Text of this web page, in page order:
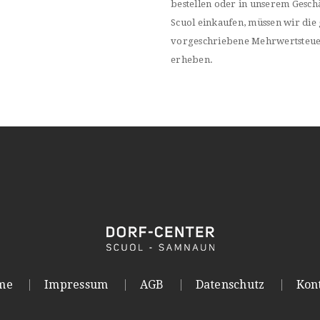
bestellen oder in unserem
Scuol einkaufen, müssen wir die
vorgeschriebene
erheben.
Impressum AGB Datenschutz